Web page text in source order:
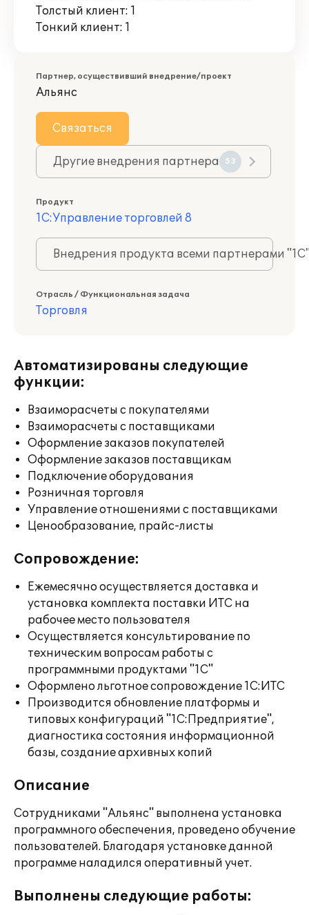
Толстый клиент: 1
Тонкий клиент: 1
Партнер, осуществивший внедрение/проект
Альянс
Связаться
Другие внедрения партнера 53
Продукт
1С:Управление торговлей 8
Внедрения продукта всеми партнерами
Отрасль / Функциональная задача
Торговля
Автоматизированы следующие
функции:
Взаиморасчеты с покупателями
Взаиморасчеты с поставщиками
Оформление заказов покупателей
Оформление заказов поставщикам
Подключение оборудования
Розничная торговля
Управление отношениями с поставщиками
Ценообразование, прайс-листы
Сопровождение:
Ежемесячно осуществляется доставка и
установка комплекта поставки ИТС на
рабочее место пользователя
Осуществляется консультирование по
техническим вопросам работы с
программными продуктами "1С"
Оформлено льготное сопровождение 1С:ИТС
Производится обновление платформы и
типовых конфигураций "1С:Предприятие",
диагностика состояния информационной
базы, создание архивных копий
Описание
Сотрудниками "Альянс" выполнена установка
программного обеспечения, проведено обучение
пользователей. Благодаря установке данной
программе наладился оперативный учет.
Выполнены следующие работы: